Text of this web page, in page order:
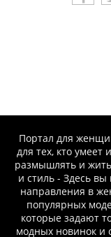
Портал для
для тех, кто умеет
размышлять и
и стиль - Здесь
направления в
популярных
которые задают
модных новинок и